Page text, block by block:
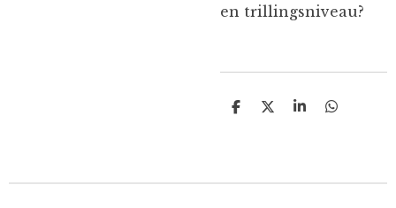
en trillingsniveau?
D
D
S
D